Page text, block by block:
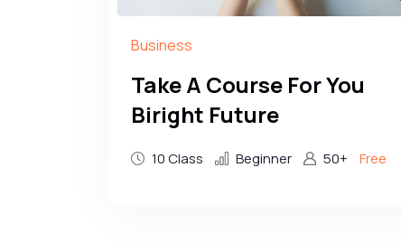
Business
Take A Course For You
Biright Future
10 Class Beginner 50+ Free